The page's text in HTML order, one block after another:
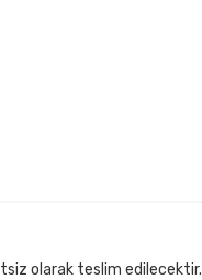
olarak teslim edilecektir.